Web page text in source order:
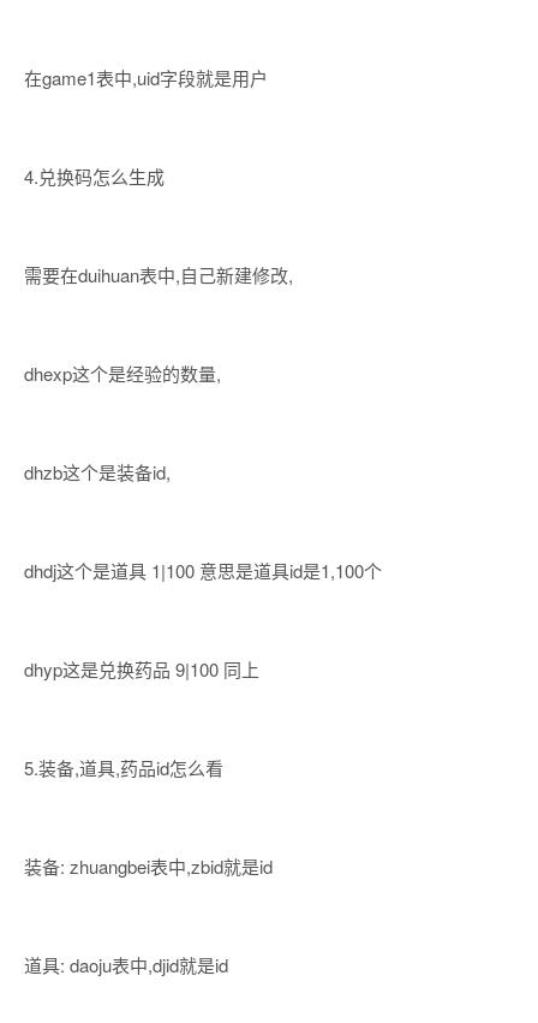
在game1表中,uid字段就是用户
4.兑换码怎么生成
需要在duihuan表中,自己新建修改,
dhexp这个是经验的数量,
dhzb这个是装备id,
dhdj这个是道具 1|100 意思是道具id是1,100个
dhyp这是兑换药品 9|100 同上
5.装备,道具,药品id怎么看
装备: zhuangbei表中,zbid就是id
道具: daoju表中,djid就是id